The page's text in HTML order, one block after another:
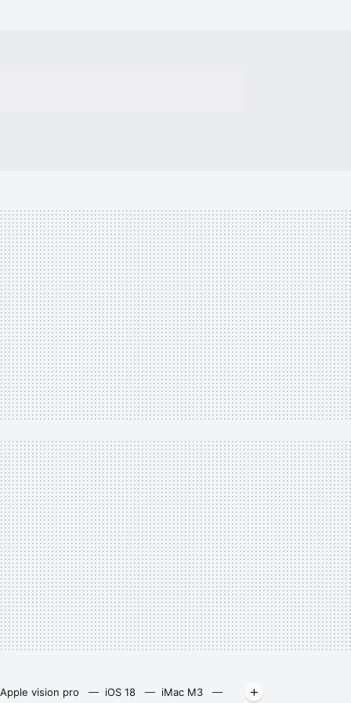
Apple vision pro iOS 18 iMac M3